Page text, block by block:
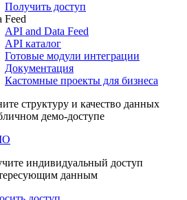
Получить доступ
Feed
API and Data Feed
API каталог
Готовые модули интеграции
Документация
Кастомные проекты для бизнеса
структуру и качество данных
демо-доступе
индивидуальный доступ
данным